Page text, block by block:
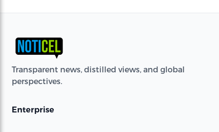
Transparent news, distilled views, and global
perspectives.
Enterprise